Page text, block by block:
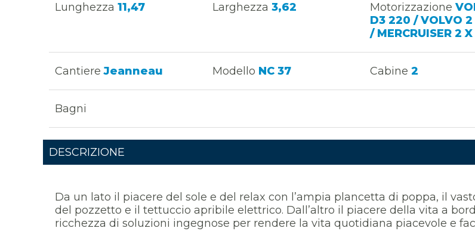
Lunghezza 11,47 Larghezza 3,62 Motorizzazione
D3 220 / VOLVO
/ MERCRUISER 2
CantiereJeanneau Modello NC 37 Cabine 2
Bagni
DESCRIZIONE
Da un lato il piacere del sole e del relax con l’ampia plancetta di poppa, il
del pozzetto e il tettuccio apribile elettrico. Dall’altro il piacere della vita a
ricchezza di soluzioni ingegnose per rendere la vita quotidiana piacevole e